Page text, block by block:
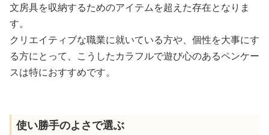
文房具を収納するためのアイテムを超えた存在となりま
す。
クリエイティブな職業に就いている方や、個性を大事にす
る方にとって、こうしたカラフルで遊び心のあるペンケー
スは特におすすめです。
使い勝手のよさで選ぶ